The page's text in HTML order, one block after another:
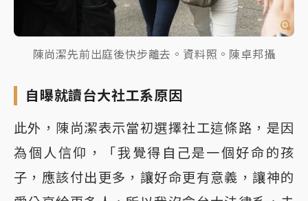
陳尚潔先前出庭後快步離去。資料照。陳卓邦攝
自曝就讀台大社工系原因
此外，陳尚潔表示當初選擇社工這條路，是因
為個人信仰，「我覺得自己是一個好命的孩
子，應該付出更多，讓好命更有意義，讓神的